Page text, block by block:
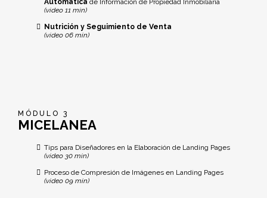
Automática de Información de Propiedad Inmobiliaria
(video 11 min)
Nutrición y Seguimiento de Venta
(video 06 min)
MÓDULO 3
MICELANEA
Tips para Diseñadores en la Elaboración de Landing Pages
(video 30 min)
Proceso de Compresión de Imágenes en Landing Pages
(video 09 min)